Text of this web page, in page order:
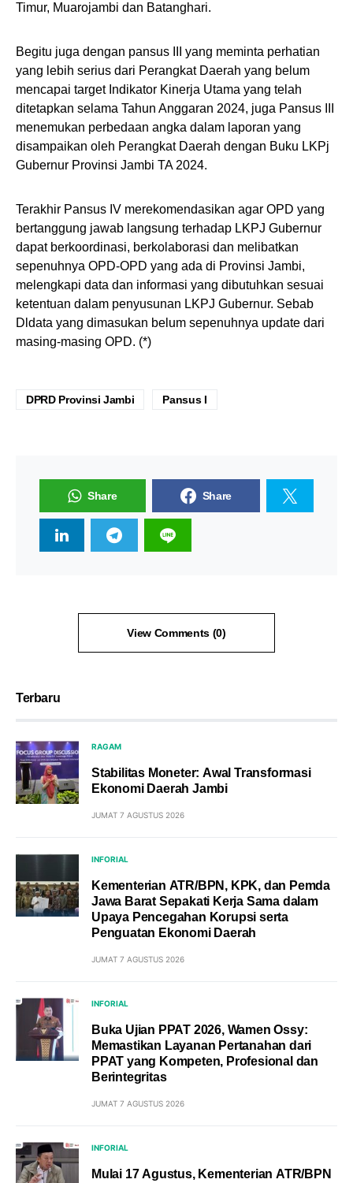
Timur, Muarojambi dan Batanghari.
Begitu juga dengan pansus III yang meminta perhatian
yang lebih serius dari Perangkat Daerah yang belum
mencapai target Indikator Kinerja Utama yang telah
ditetapkan selama Tahun Anggaran 2024, juga Pansus III
menemukan perbedaan angka dalam laporan yang
disampaikan oleh Perangkat Daerah dengan Buku LKPj
Gubernur Provinsi Jambi TA 2024.
Terakhir Pansus IV merekomendasikan agar OPD yang
bertanggung jawab langsung terhadap LKPJ Gubernur
dapat berkoordinasi, berkolaborasi dan melibatkan
sepenuhnya OPD-OPD yang ada di Provinsi Jambi,
melengkapi data dan informasi yang dibutuhkan sesuai
ketentuan dalam penyusunan LKPJ Gubernur. Sebab
Dldata yang dimasukan belum sepenuhnya update dari
masing-masing OPD. (*)
DPRD Provinsi Jambi Pansus I
Share Share
View Comments (0)
Terbaru
RAGAM
Stabilitas Moneter: Awal Transformasi
Ekonomi Daerah Jambi
JUMAT 7 AGUSTUS 2026
INFORIAL
Kementerian ATR/BPN, KPK, dan Pemda
Jawa Barat Sepakati Kerja Sama dalam
Upaya Pencegahan Korupsi serta
Penguatan Ekonomi Daerah
JUMAT 7 AGUSTUS 2026
INFORIAL
Buka Ujian PPAT 2026, Wamen Ossy:
Memastikan Layanan Pertanahan dari
PPAT yang Kompeten, Profesional dan
Berintegritas
JUMAT 7 AGUSTUS 2026
INFORIAL
Mulai 17 Agustus, Kementerian ATR/BPN